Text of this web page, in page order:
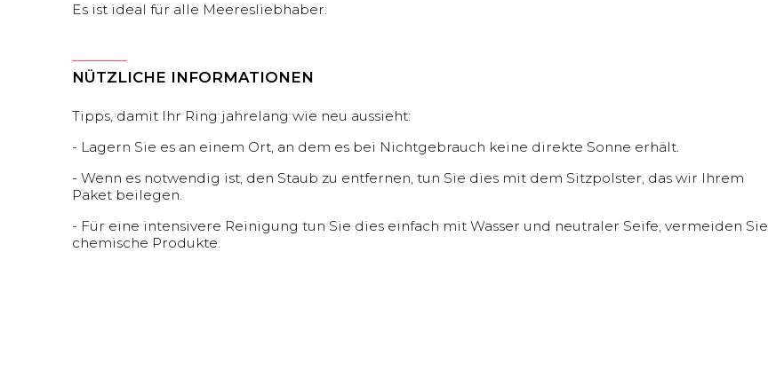
Es ist ideal für alle Meeresliebhaber.
NÜTZLICHE INFORMATIONEN
Tipps, damit Ihr Ring jahrelang wie neu aussieht:
- Lagern Sie es an einem Ort, an dem es bei Nichtgebrauch keine direkte Sonne erhält.
- Wenn es notwendig ist, den Staub zu entfernen, tun Sie dies mit dem Sitzpolster, das wir Ihrem
Paket beilegen.
- Für eine intensivere Reinigung tun Sie dies einfach mit Wasser und neutraler Seife, vermeiden Sie
chemische Produkte.